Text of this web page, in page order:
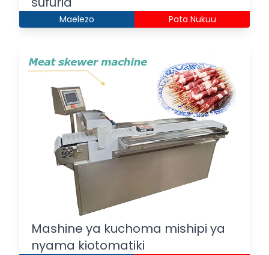
Maelezo Pata Nukuu
Mashine ya kuchoma mishipi ya
nyama kiotomatiki